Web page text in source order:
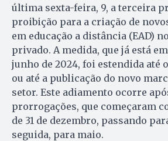
última sexta-feira, 9, a terceira
proibição para a criação de
em educação a distância (EAD)
privado. A medida, que já está
junho de 2024, foi estendida até
ou até a publicação do novo
setor. Este adiamento ocorre
prorrogações, que começaram
de 31 de dezembro, passando
seguida, para maio.